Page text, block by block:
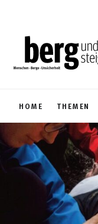
HOME THEMEN